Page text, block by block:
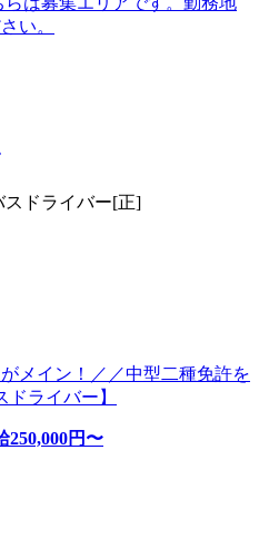
い。
スドライバー[正]
メイン！／／中型二種免許を
ライバー】
250,000円〜